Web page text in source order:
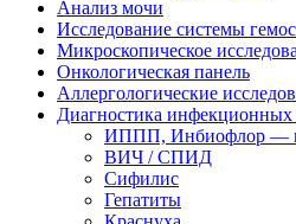
Анализ мочи
Исследование системы
Микроскопическое
Онкологическая панель
Аллергологические
Диагностика инфекционных
ИППП, Инбиофлор —
ВИЧ / СПИД
Сифилис
Гепатиты